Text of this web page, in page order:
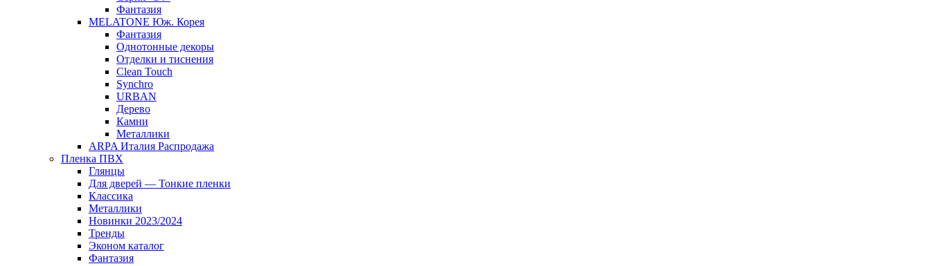
Фантазия
MELATONE Юж. Корея
Фантазия
Однотонные декоры
Отделки и тиснения
Clean Touch
Synchro
URBAN
Дерево
Камни
Металлики
ARPA Италия Распродажа
Пленка ПВХ
Глянцы
Для дверей — Тонкие пленки
Классика
Металлики
Новинки 2023/2024
Тренды
Эконом каталог
Фантазия